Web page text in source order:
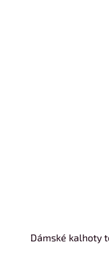
Dámské kalhoty